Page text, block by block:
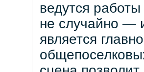
ведутся
не случайно —
является